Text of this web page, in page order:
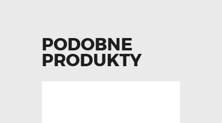
PODOBNE
PRODUKTY